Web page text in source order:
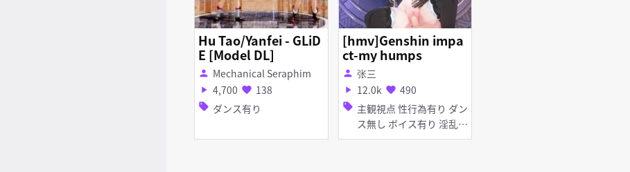
Hu Tao/Yanfei - GLiD
E [Model DL]
person Mechanical Seraphim
play_arrow 4,700 favorite 138
sell ダンス有り
[hmv]Genshin impa
ct-my humps
person 张三
play_arrow 12.0k favorite 490
sell 主観視点 性行為有り ダン
ス無し ボイス有り 淫乱
タイツ・ストッキング フ